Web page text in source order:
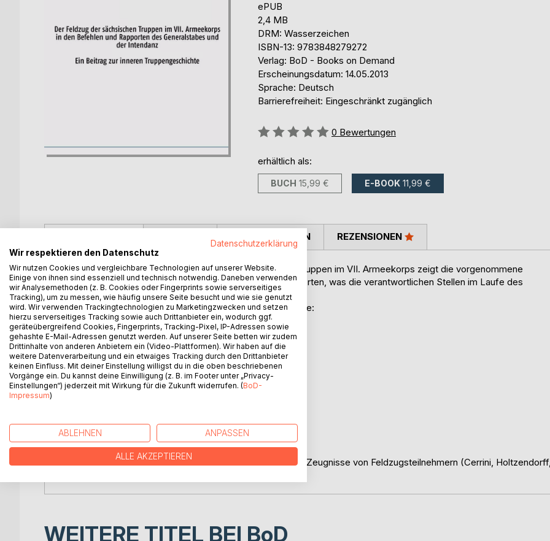
ePUB
2,4 MB
DRM: Wasserzeichen
ISBN-13: 9783848279272
Verlag: BoD - Books on Demand
Erscheinungsdatum: 14.05.2013
Sprache: Deutsch
Barrierefreiheit: Eingeschränkt zugänglich
Bewertung::
0 Bewertungen
erhältlich als:
BUCH 15,99 € E-BOOK 11,99 €
Nach einer Darstellung des Feldzuges der sächsischen Truppen im VII. Armeekorps zeigt die vorgenommene
Auswertung von 379 Tagesbefehlen, Befehlen und Rapporten, was die verantwortlichen Stellen im Laufe des
Feldzuges wirklich beschäftigte.
Detailliert eingegangen wird dabei auf die Themenbereiche:
Geschäftsgang
Organisation der Truppen
Uniformierung und Ausrüstung
Verpflegung
Medizinische Versorgung
Geldversorgung
Exerzierübungen und sonstige Dienste
Auszeichnungen
Bestrafungen
Den Ausführungen in den Tagesbefehlen etc. werden die Zeugnisse von Feldzugsteilnehmern (Cerrini,
PRESSESTIMMEN REZENSIONEN
WEITERE TITEL BEI BoD
Datenschutzerklärung
Wir respektieren den Datenschutz
Wir nutzen Cookies und vergleichbare Technologien auf unserer Website.
Einige von ihnen sind essenziell und technisch notwendig. Daneben verwenden
wir Analysemethoden (z. B. Cookies oder Fingerprints sowie serverseitiges
Tracking), um zu messen, wie häufig unsere Seite besucht und wie sie genutzt
wird. Wir verwenden Trackingtechnologien zu Marketingzwecken und setzen
hierzu serverseitiges Tracking sowie auch Drittanbieter ein, wodurch ggf.
geräteübergreifend Cookies, Fingerprints, Tracking-Pixel, IP-Adressen sowie
gehashte E-Mail-Adressen genutzt werden. Auf unserer Seite betten wir zudem
Drittinhalte von anderen Anbietern ein (Video-Plattformen). Wir haben auf die
weitere Datenverarbeitung und ein etwaiges Tracking durch den Drittanbieter
keinen Einfluss. Mit deiner Einstellung willigst du in die oben beschriebenen
Vorgänge ein. Du kannst deine Einwilligung (z. B. im Footer unter „Privacy-
Einstellungen“) jederzeit mit Wirkung für die Zukunft widerrufen. (BoD-
Impressum)
ABLEHNEN ANPASSEN
ALLE AKZEPTIEREN